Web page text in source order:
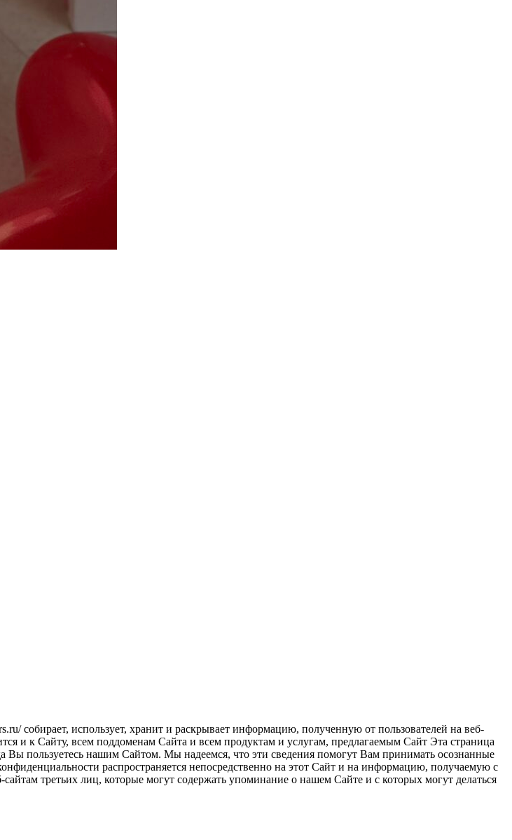
собирает, использует, хранит и раскрывает информацию, полученную от пользователей на веб-
и к Сайту, всем поддоменам Сайта и всем продуктам и услугам, предлагаемым Сайт Эта страница
пользуетесь нашим Сайтом. Мы надеемся, что эти сведения помогут Вам принимать осознанные
распространяется непосредственно на этот Сайт и на информацию, получаемую с
третьих лиц, которые могут содержать упоминание о нашем Сайте и с которых могут делаться